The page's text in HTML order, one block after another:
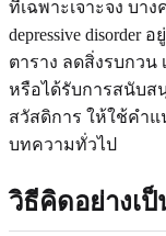
ที่เฉพาะเจาะจง บา
depressive
ตาราง ลดสิ่งรบกวน
หรือได้รับการสนับ
สวัสดิการ ให้ใช้คำ
บทความทั่วไป
วิธีคิดอย่างเ